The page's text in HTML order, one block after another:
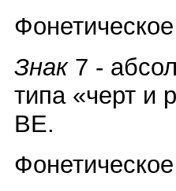
Знак7 -
типа «черт и
BE.